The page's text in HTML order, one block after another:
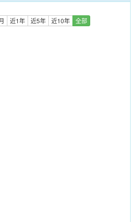
近1年 近5年 近10年 全部